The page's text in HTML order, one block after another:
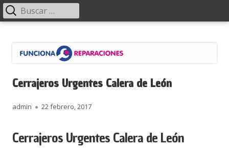
contenido
Menú
principal Buscar:
Cerrajeros Urgentes Calera de León
Autor
admin
Publicado
22 febrero, 2017
Cerrajeros Urgentes Calera de León